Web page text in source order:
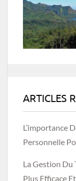
ARTICLES
L’importance
Personnelle
La Gestion Du
Plus Efficace